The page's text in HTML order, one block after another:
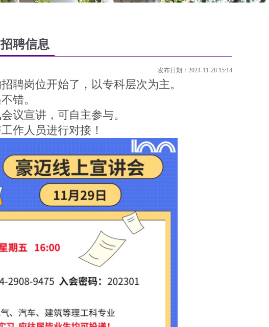
聘信息
发布日期：2024-11-28 15:14
岗位开始了，以专科层次为主。
错。
宣讲，可自主参与。
人员进行对接！